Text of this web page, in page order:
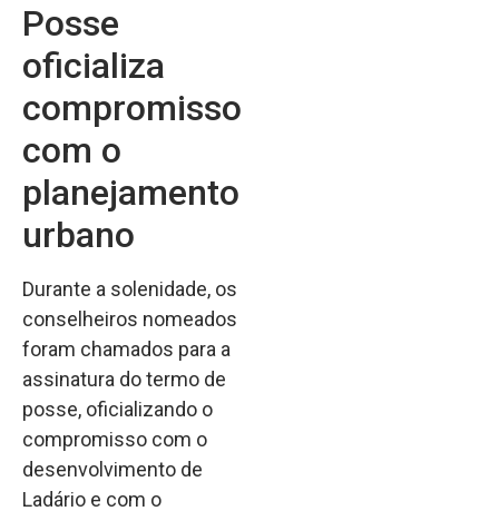
Posse
oficializa
compromisso
com o
planejamento
urbano
Durante a solenidade, os
conselheiros nomeados
foram chamados para a
assinatura do termo de
posse, oficializando o
compromisso com o
desenvolvimento de
Ladário e com o